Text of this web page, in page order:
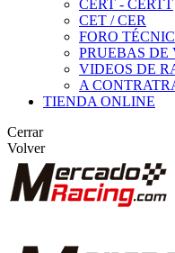
CERT - CERTT
CET / CER
FORO
PRUEBAS DE
VIDEOS DE
A
TIENDA ONLINE
Cerrar
Volver